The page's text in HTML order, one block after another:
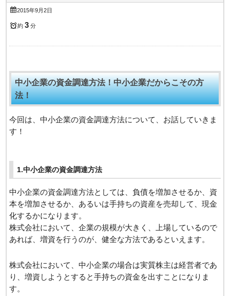
2015年9月2日
約 3分
中小企業の資金調達方法！中小企業だからこその方
法！
今回は、中小企業の資金調達方法について、お話していきま
す！
1.中小企業の資金調達方法
中小企業の資金調達方法としては、負債を増加させるか、資
本を増加させるか、あるいは手持ちの資産を売却して、現金
化するかになります。
株式会社において、企業の規模が大きく、上場しているので
あれば、増資を行うのが、健全な方法であるといえます。
株式会社において、中小企業の場合は実質株主は経営者であ
り、増資しようとすると手持ちの資金を出すことになりま
す。